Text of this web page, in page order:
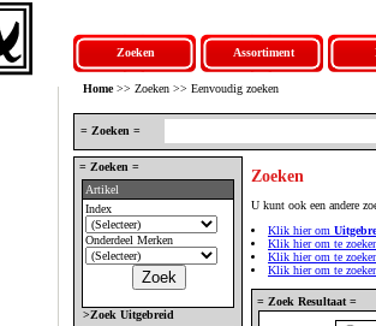
Zoeken Assortiment
Home>> Zoeken >> Eenvoudig zoeken
= Zoeken =
= Zoeken =
Artikel
Index
Onderdeel Merken
>Zoek Uitgebreid
Zoeken
U kunt ook een andere
Klik hier om
Klik hier om te
Klik hier om te
Klik hier om te
= Zoek Resultaat =